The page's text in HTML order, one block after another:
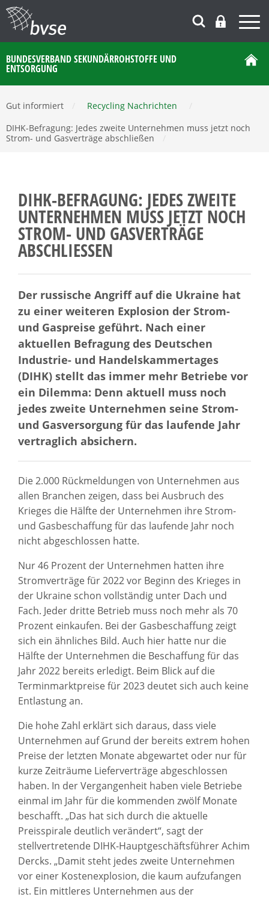
BUNDESVERBAND SEKUNDÄRROHSTOFFE UND
ENTSORGUNG
Gut informiert Recycling Nachrichten
DIHK-Befragung: Jedes zweite Unternehmen muss jetzt noch
Strom- und Gasverträge abschließen
DIHK-BEFRAGUNG: JEDES ZWEITE
UNTERNEHMEN MUSS JETZT NOCH
STROM- UND GASVERTRÄGE
ABSCHLIESSEN
Der russische Angriff auf die Ukraine hat
zu einer weiteren Explosion der Strom-
und Gaspreise geführt. Nach einer
aktuellen Befragung des Deutschen
Industrie- und Handelskammertages
(DIHK) stellt das immer mehr Betriebe vor
ein Dilemma: Denn aktuell muss noch
jedes zweite Unternehmen seine Strom-
und Gasversorgung für das laufende Jahr
vertraglich absichern.
Die 2.000 Rückmeldungen von Unternehmen aus
allen Branchen zeigen, dass bei Ausbruch des
Krieges die Hälfte der Unternehmen ihre Strom-
und Gasbeschaffung für das laufende Jahr noch
nicht abgeschlossen hatte.
Nur 46 Prozent der Unternehmen hatten ihre
Stromverträge für 2022 vor Beginn des Krieges in
der Ukraine schon vollständig unter Dach und
Fach. Jeder dritte Betrieb muss noch mehr als 70
Prozent einkaufen. Bei der Gasbeschaffung zeigt
sich ein ähnliches Bild. Auch hier hatte nur die
Hälfte der Unternehmen die Beschaffung für das
Jahr 2022 bereits erledigt. Beim Blick auf die
Terminmarktpreise für 2023 deutet sich auch keine
Entlastung an.
Die hohe Zahl erklärt sich daraus, dass viele
Unternehmen auf Grund der bereits extrem hohen
Preise der letzten Monate abgewartet oder nur für
kurze Zeiträume Lieferverträge abgeschlossen
haben. In der Vergangenheit haben viele Betriebe
einmal im Jahr für die kommenden zwölf Monate
beschafft. „Das hat sich durch die aktuelle
Preisspirale deutlich verändert“, sagt der
stellvertretende DIHK-Hauptgeschäftsführer Achim
Dercks. „Damit steht jedes zweite Unternehmen
vor einer Kostenexplosion, die kaum aufzufangen
ist. Ein mittleres Unternehmen aus der